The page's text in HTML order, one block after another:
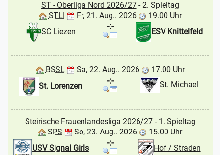
ST - Oberliga Nord 2026/27- 2. Spieltag
STLI
Fr, 21. Aug.. 2026
19.00 Uhr
SC Liezen
ESV Knittelfeld
-:-
BSSL Sa, 22. Aug.. 2026
17.00 Uhr
St. Lorenzen
St. Michael
-:-
Steirische Frauenlandesliga 2026/27- 1. Spieltag
SPS
So, 23. Aug.. 2026
15.00 Uhr
USV Signal Girls
Hof / Straden
-:-